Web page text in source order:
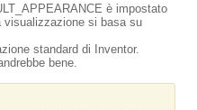
è impostato
visualizzazione si basa su
standard di Inventor.
bene.